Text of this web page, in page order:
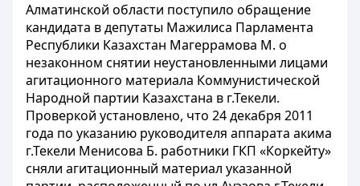
Алматинской области поступило обращение
кандидата в депутаты Мажилиса Парламента
Республики Казахстан Магеррамова М. о
незаконном снятии неустановленными лицами
агитационного материала Коммунистической
Народной партии Казахстана в г.Текели.
Проверкой установлено, что 24 декабря 2011
года по указанию руководителя аппарата акима
г.Текели Менисова Б. работники ГКП «Коркейту»
сняли агитационный материал указанной